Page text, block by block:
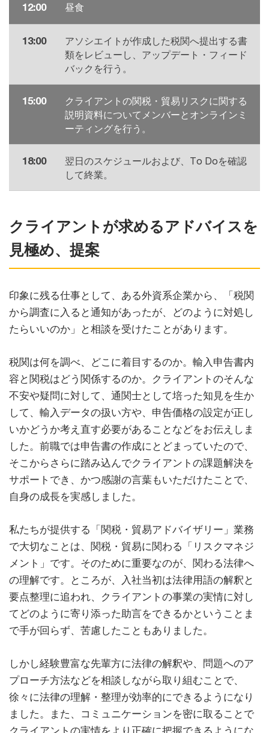
12:00 昼食
13:00
アソシエイトが作成した税関へ提出する書
類をレビューし、アップデート・フィード
バックを行う。
15:00
クライアントの関税・貿易リスクに関する
説明資料についてメンバーとオンラインミ
ーティングを行う。
18:00
翌日のスケジュールおよび、To Doを確認
して終業。
クライアントが求めるアドバイスを
見極め、提案
印象に残る仕事として、ある外資系企業から、「税関
から調査に入ると通知があったが、どのように対処し
たらいいのか」と相談を受けたことがあります。
税関は何を調べ、どこに着目するのか。輸入申告書内
容と関税はどう関係するのか。クライアントのそんな
不安や疑問に対して、通関士として培った知見を生か
して、輸入データの扱い方や、申告価格の設定が正し
いかどうか考え直す必要があることなどをお伝えしま
した。前職では申告書の作成にとどまっていたので、
そこからさらに踏み込んでクライアントの課題解決を
サポートでき、かつ感謝の言葉もいただけたことで、
自身の成長を実感しました。
私たちが提供する「関税・貿易アドバイザリー」業務
で大切なことは、関税・貿易に関わる「リスクマネジ
メント」です。そのために重要なのが、関わる法律へ
の理解です。ところが、入社当初は法律用語の解釈と
要点整理に追われ、クライアントの事業の実情に対し
てどのように寄り添った助言をできるかということま
で手が回らず、苦慮したこともありました。
しかし経験豊富な先輩方に法律の解釈や、問題へのア
プローチ方法などを相談しながら取り組むことで、
徐々に法律の理解・整理が効率的にできるようになり
ました。また、コミュニケーションを密に取ることで